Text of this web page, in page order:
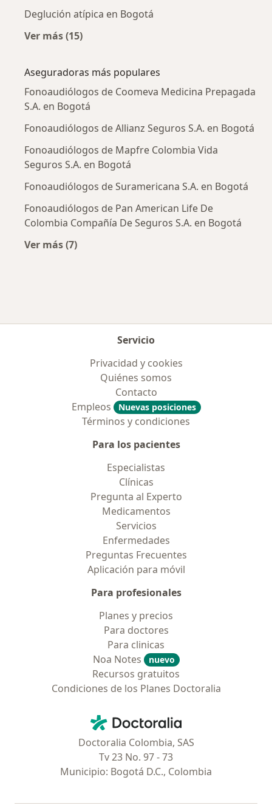
Deglución atípica en Bogotá
Ver más (15)
Aseguradoras más populares
Fonoaudiólogos de Coomeva Medicina Prepagada
S.A. en Bogotá
Fonoaudiólogos de Allianz Seguros S.A. en Bogotá
Fonoaudiólogos de Mapfre Colombia Vida
Seguros S.A. en Bogotá
Fonoaudiólogos de Suramericana S.A. en Bogotá
Fonoaudiólogos de Pan American Life De
Colombia Compañía De Seguros S.A. en Bogotá
Ver más (7)
Servicio
Privacidad y cookies
Quiénes somos
Contacto
Empleos
Nuevas posiciones
Términos y condiciones
Para los pacientes
Especialistas
Clínicas
Pregunta al Experto
Medicamentos
Servicios
Enfermedades
Preguntas Frecuentes
Aplicación para móvil
Para profesionales
Planes y precios
Para doctores
Para clinicas
Noa Notes
nuevo
Recursos gratuitos
Condiciones de los Planes Doctoralia
Doctoralia - Página de inicio
Doctoralia Colombia, SAS
Tv 23 No. 97 - 73
Municipio: Bogotá D.C., Colombia